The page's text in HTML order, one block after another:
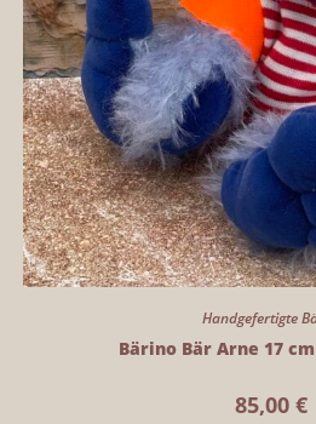
Handgefertigte
Bärino Bär Arne 17
85,00 €